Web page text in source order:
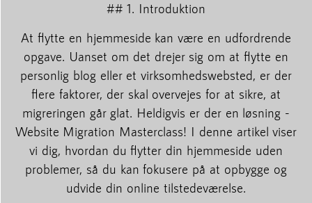
## 1. Introduktion
At flytte en hjemmeside kan være en udfordrende
opgave. Uanset om det drejer sig om at flytte en
personlig blog eller et virksomhedswebsted, er der
flere faktorer, der skal overvejes for at sikre, at
migreringen går glat. Heldigvis er der en løsning -
Website Migration Masterclass! I denne artikel viser
vi dig, hvordan du flytter din hjemmeside uden
problemer, så du kan fokusere på at opbygge og
udvide din online tilstedeværelse.